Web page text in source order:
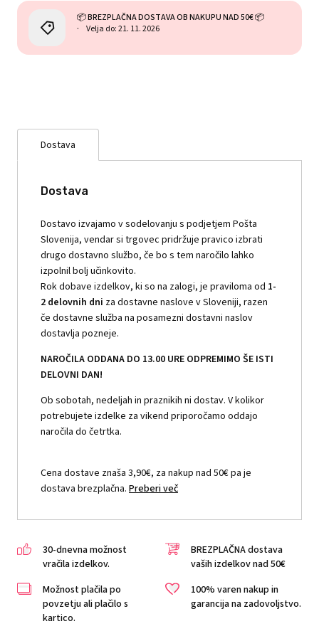
📦 BREZPLAČNA DOSTAVA OB NAKUPU NAD 50€ 📦
Velja do: 21. 11. 2026
Dostava
Dostava
Dostavo izvajamo v sodelovanju s podjetjem Pošta
Slovenija, vendar si trgovec pridržuje pravico izbrati
drugo dostavno službo, če bo s tem naročilo lahko
izpolnil bolj učinkovito.
Rok dobave izdelkov, ki so na zalogi, je praviloma od 1-
2 delovnih dni za dostavne naslove v Sloveniji, razen
če dostavne služba na posamezni dostavni naslov
dostavlja pozneje.
NAROČILA ODDANA DO 13.00 URE ODPREMIMO ŠE ISTI
DELOVNI DAN!
Ob sobotah, nedeljah in praznikih ni dostav. V kolikor
potrebujete izdelke za vikend priporočamo oddajo
naročila do četrtka.
Cena dostave znaša 3,90€, za nakup nad 50€ pa je
dostava brezplačna. Preberi več
30-dnevna možnost
vračila izdelkov.
BREZPLAČNA dostava
vaših izdelkov nad 50€
Možnost plačila po
povzetju ali plačilo s
kartico.
100% varen nakup in
garancija na zadovoljstvo.